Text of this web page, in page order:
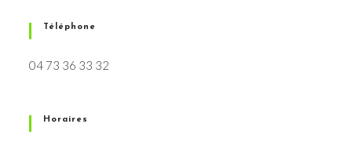
Téléphone
04 73 36 33 32
Horaires